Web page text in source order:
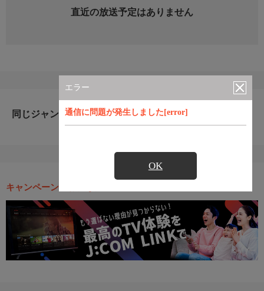
エラー
通信に問題が発生しました[error]
OK
直近の放送予定はありません
同じジャンルのおすすめ番組
キャンペーン・お得な情報